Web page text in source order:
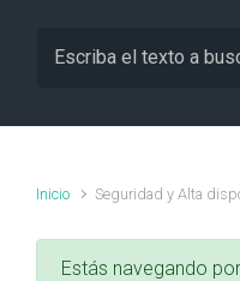
Inicio Seguridad y Alta
Estás navegando